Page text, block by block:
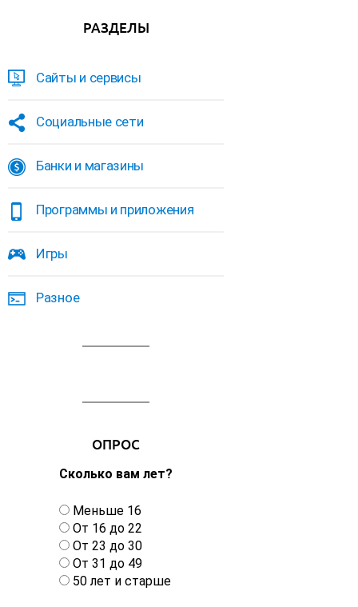
РАЗДЕЛЫ
Сайты и сервисы
Социальные сети
Банки и магазины
Программы и приложения
Игры
Разное
ОПРОС
Сколько вам лет?
В
а
р
и
а
Меньше 16
От 16 до 22
От 23 до 30
От 31 до 49
50 лет и старше